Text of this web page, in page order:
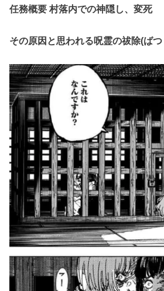
任務概要 村落内での神隠し、変死
その原因と思われる呪霊の祓除(ば